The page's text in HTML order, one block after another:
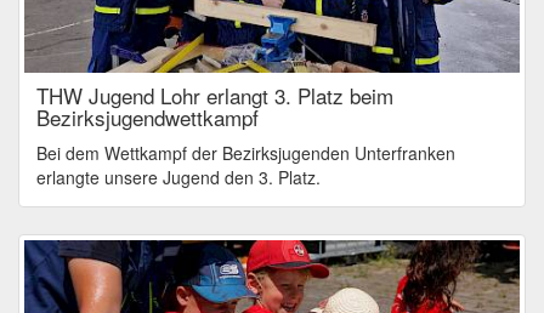
THW Jugend Lohr erlangt 3. Platz beim
Bezirksjugendwettkampf
Bei dem Wettkampf der Bezirksjugenden Unterfranken
erlangte unsere Jugend den 3. Platz.